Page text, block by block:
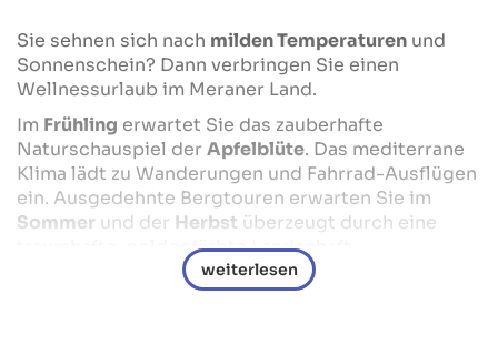
Sie sehnen sich nach milden Temperaturen und
Sonnenschein? Dann verbringen Sie einen
Wellnessurlaub im Meraner Land.
Im Frühling erwartet Sie das zauberhafte
Naturschauspiel der Apfelblüte. Das mediterrane
Klima lädt zu Wanderungen und Fahrrad-Ausflügen
ein. Ausgedehnte Bergtouren erwarten Sie im
Sommer und der Herbst überzeugt durch eine
traumhafte, goldgefärbte Landschaft.
Unsere ausgewählten Hotels in Meran und